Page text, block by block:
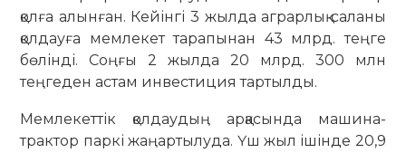
қолға алынған. Кейінгі 3 жылда аграрлық саланы
қолдауға мемлекет тарапынан 43 млрд. теңге
бөлінді. Соңғы 2 жылда 20 млрд. 300 млн
теңгеден астам инвестиция тартылды.
Мемлекеттік қолдаудың арқасында машина-
трактор паркі жаңартылуда. Үш жыл ішінде 20,9